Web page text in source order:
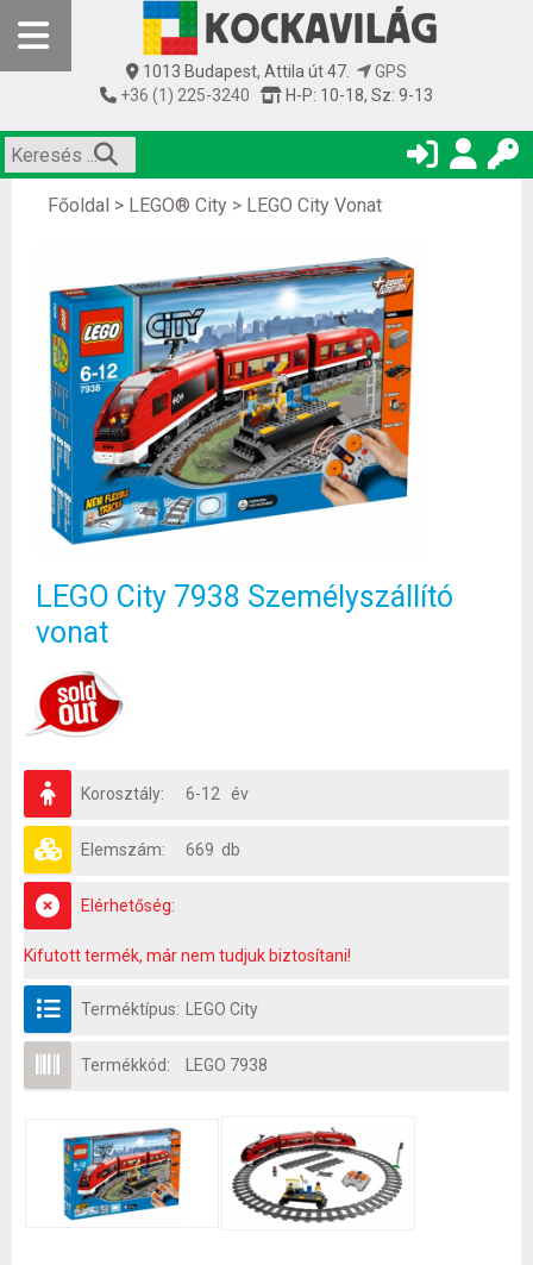
1013 Budapest, Attila út 47.
GPS
+36 (1) 225-3240
H-P: 10-18, Sz: 9-13
Főoldal > LEGO® City > LEGO City Vonat
LEGO City 7938 Személyszállító
vonat
Korosztály: 6-12 év
Elemszám: 669 db
Elérhetőség:
Kifutott termék, már nem tudjuk biztosítani!
Terméktípus: LEGO City
Termékkód: LEGO 7938